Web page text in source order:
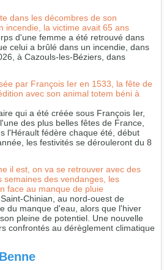
dans les décombres de son
incendie, la victime avait 65 ans
d'une femme a été retrouvé dans
celui a brûlé dans un incendie, dans
à Cazouls-les-Béziers, dans
par François Ier en 1533, la fête de
avec son animal totem béni à
qui a été créée sous François Ier,
des plus belles fêtes de France,
l'Hérault fédère chaque été, début
les festivités se dérouleront du 8
il est, on va se retrouver avec des
semaines des vendanges, les
face au manque de pluie
Chinian, au nord-ouest de
du manque d'eau, alors que l'hiver
pleine de potentiel. Une nouvelle
confrontés au dérèglement climatique